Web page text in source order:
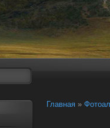
Главная »